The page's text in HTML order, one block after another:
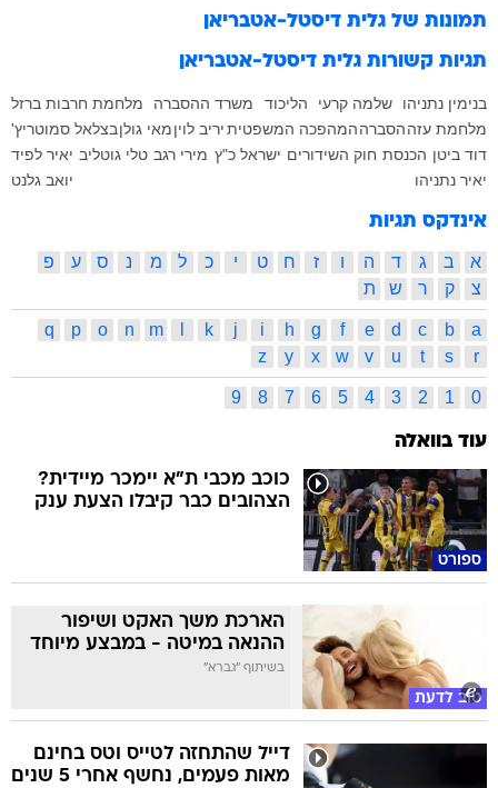
תמונות של גלית דיסטל-אטבריאן
תגיות קשורות גלית דיסטל-אטבריאן
בנימין נתניהו שלמה קרעי הליכוד משרד ההסברה
מלחמת חרבות ברזל
מלחמת עזההסברההמהפכה המשפטיתיריב לויןמאי גולןבצלאל סמוטריץ'
דוד ביטן הכנסת חוק השידורים ישראל כ"ץ מירי רגב טלי גוטליב יאיר לפיד
יאיר נתניהו
יואב גלנט
אינדקס תגיות
א ב ג ד ה ו ז ח ט י כ ל מ נ ס ע
פ
צ
ק ר ש ת
a
b
c
d
e
f
g
h
i
j
k
m
n
o
p
q
r
s
t
u
v
w
x
y
z
0
1
2
3
4
5
6
7
8
9
עוד בוואלה
ספורט
כוכב מכבי ת"א יימכר מיידית?
הצהובים כבר קיבלו הצעת ענק
טוב לדעת
הארכת משך האקט ושיפור
ההנאה במיטה - במבצע מיוחד
בשיתוף "גברא"
דייל שהתחזה לטייס וטס בחינם
מאות פעמים, נחשף אחרי 5 שנים